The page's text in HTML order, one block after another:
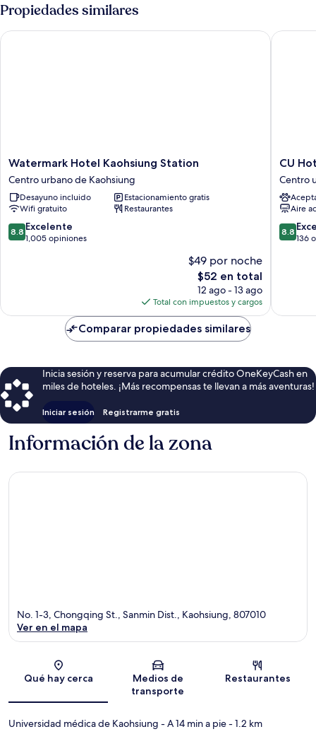
Propiedades similares
Watermark
Hotel
Kaohsiung
Station
Centro
urbano
de
Watermark Hotel Kaohsiung Station
Centro urbano de Kaohsiung
Desayuno incluido
Estacionamiento gratis
Wifi gratuito
Restaurantes
8.8
de
8.8 Excelente
1,005 opiniones
$49 por noche
El
precio
actual
es
de
$52
$52 en total
12 ago - 13 ago
Total con impuestos y cargos
Watermark Hotel Kaohsiung Station
CU
Hotel
Centro
urbano
de
CU
Centro
Aire
8.8
de
8.8
136
CU
Comparar propiedades similares
Inicia sesión y reserva para acumular crédito OneKeyCash en
miles de hoteles. ¡Más recompensas te llevan a más aventuras!
Iniciar sesión Registrarme gratis
Información de la zona
Sección del mapa
No. 1-3, Chongqing St., Sanmin Dist., Kaohsiung, 807010
Ver en el mapa
Qué hay cerca
Medios de
transporte
Restaurantes
Universidad médica de Kaohsiung - A 14 min a pie- 1.2 km